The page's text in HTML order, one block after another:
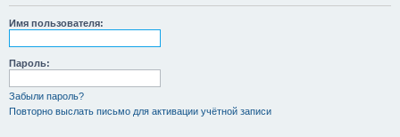
с
Имя пользователя:
Пароль:
Забыли пароль?
Повторно выслать письмо для активации учётной записи